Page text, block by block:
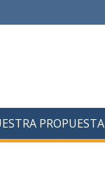
PROPUESTA